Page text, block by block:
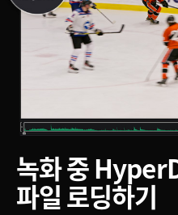
녹화 중
파일 로딩하기